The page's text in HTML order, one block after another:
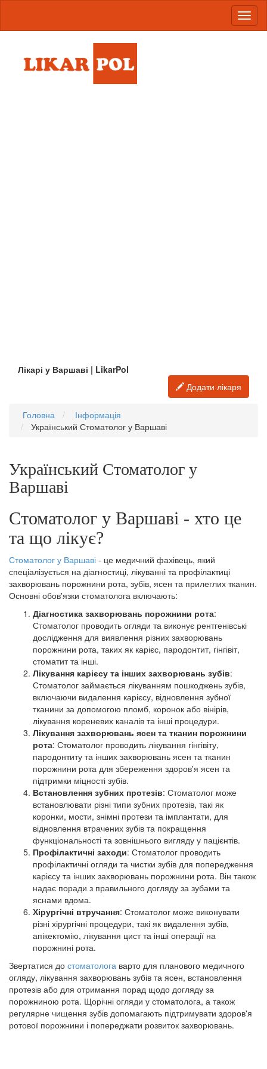
Лікарі у Варшаві | LikarPol
Додати лікаря
Головна
Інформація
Український Стоматолог у Варшаві
Український Стоматолог у
Варшаві
Стоматолог у Варшаві - хто це
та що лікує?
Стоматолог у Варшаві - це медичний фахівець, який
спеціалізується на діагностиці, лікуванні та профілактиці
захворювань порожнини рота, зубів, ясен та прилеглих тканин.
Основні обов'язки стоматолога включають:
Діагностика захворювань порожнини рота:
Стоматолог проводить огляди та виконує рентгенівські
дослідження для виявлення різних захворювань
порожнини рота, таких як карієс, пародонтит, гінгівіт,
стоматит та інші.
Лікування карієсу та інших захворювань зубів:
Стоматолог займається лікуванням пошкоджень зубів,
включаючи видалення карієсу, відновлення зубної
тканини за допомогою пломб, коронок або вінірів,
лікування кореневих каналів та інші процедури.
Лікування захворювань ясен та тканин порожнини
рота: Стоматолог проводить лікування гінгівіту,
пародонтиту та інших захворювань ясен та тканин
порожнини рота для збереження здоров'я ясен та
підтримки міцності зубів.
Встановлення зубних протезів: Стоматолог може
встановлювати різні типи зубних протезів, такі як
коронки, мости, знімні протези та імплантати, для
відновлення втрачених зубів та покращення
функціональності та зовнішнього вигляду у пацієнтів.
Профілактичні заходи: Стоматолог проводить
профілактичні огляди та чистки зубів для попередження
карієсу та інших захворювань порожнини рота. Він також
надає поради з правильного догляду за зубами та
яснами вдома.
Хірургічні втручання: Стоматолог може виконувати
різні хірургічні процедури, такі як видалення зубів,
апікектомію, лікування цист та інші операції на
порожнині рота.
Звертатися до стоматолога варто для планового медичного
огляду, лікування захворювань зубів та ясен, встановлення
протезів або для отримання порад щодо догляду за
порожниною рота. Щорічні огляди у стоматолога, а також
регулярне чищення зубів допомагають підтримувати здоров'я
ротової порожнини і попереджати розвиток захворювань.